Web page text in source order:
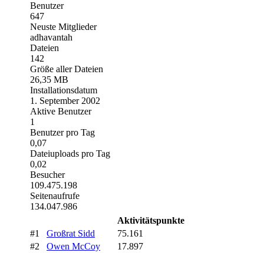
Benutzer
647
Neuste Mitglieder
adhavantah
Dateien
142
Größe aller Dateien
26,35 MB
Installationsdatum
1. September 2002
Aktive Benutzer
1
Benutzer pro Tag
0,07
Dateiuploads pro Tag
0,02
Besucher
109.475.198
Seitenaufrufe
134.047.986
Aktivitätspunkte
#1
Großrat Sidd
75.161
#2
Owen McCoy
17.897